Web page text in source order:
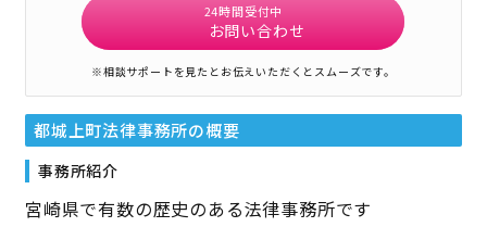
24時間受付中
お問い合わせ
※相談サポートを見たとお伝えいただくとスムーズです。
都城上町法律事務所の概要
事務所紹介
宮崎県で有数の歴史のある法律事務所です